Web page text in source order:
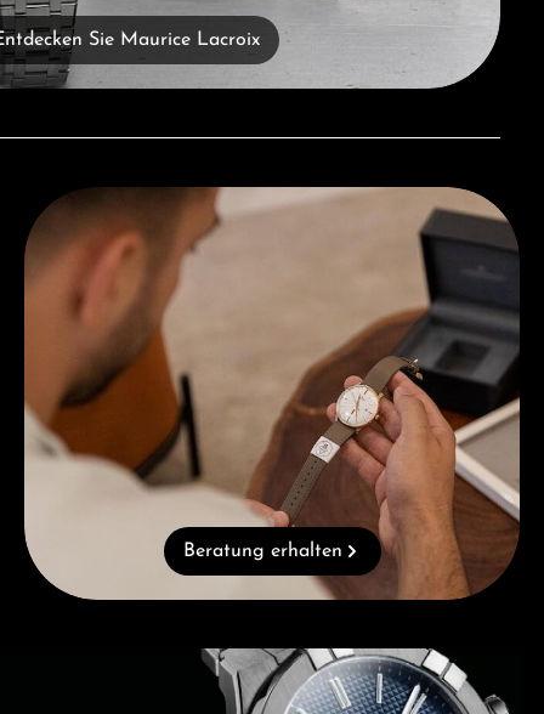
Sie Maurice Lacroix
Beratung erhalten
Beratung erhalten